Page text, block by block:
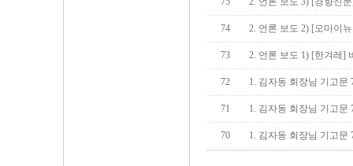
74 2. 언론 보도 2) [오마이
73 2. 언론 보도 1) [한겨레]
72 1. 김자동 회장님 기고
71 1. 김자동 회장님 기고
70 1. 김자동 회장님 기고